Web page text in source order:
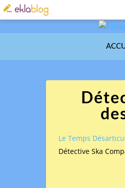
Le Temps
Détective Ska